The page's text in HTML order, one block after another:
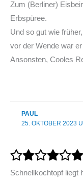
Zum (Berliner)
Erbspüree.
Und so gut wie
vor der Wende war
Ansonsten, Cooles
PAUL
25. OKTOBER 2023
Schnellkochtopf liegt